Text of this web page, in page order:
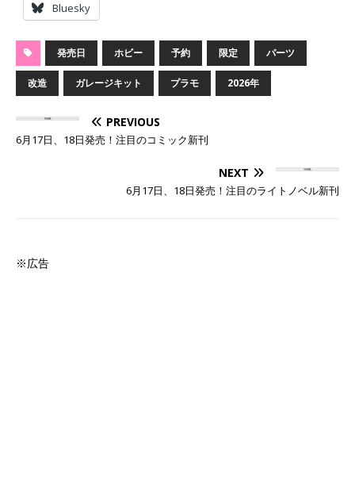
Bluesky
発売日 ホビー 予約 限定 パーツ
改造 ガレージキット プラモ 2026年
PREVIOUS
6月17日、18日発売！注目のコミック新刊
NEXT
6月17日、18日発売！注目のライトノベル新刊
※広告